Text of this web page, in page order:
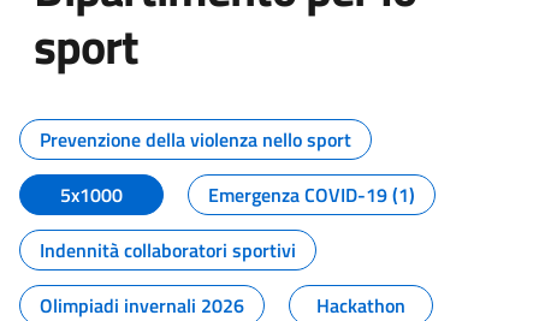
sport
Tutti i contenuti della pagina
Prevenzione della violenza nello sport
5x1000
Emergenza COVID-19 (1)
Indennità collaboratori sportivi
Olimpiadi invernali 2026
Hackathon